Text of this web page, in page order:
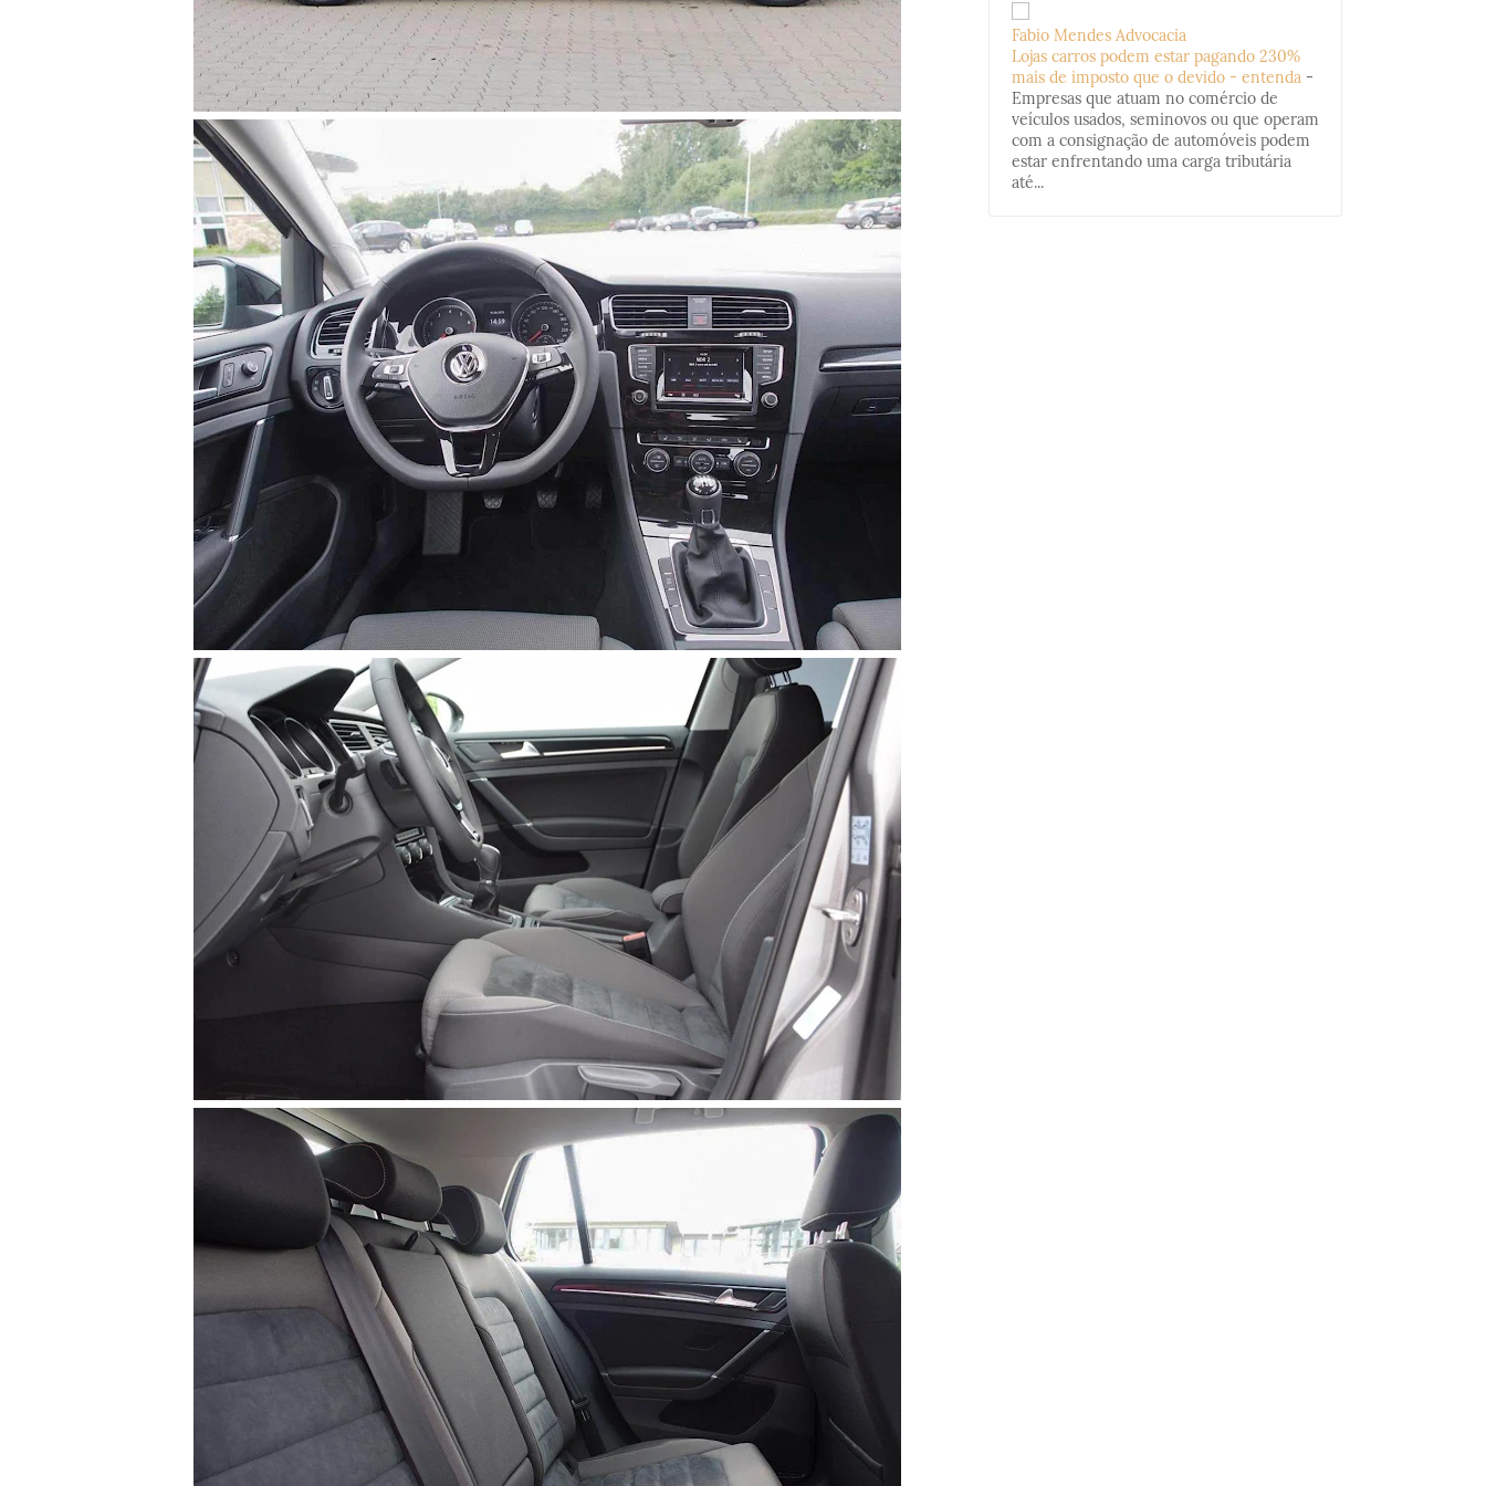
Fabio Mendes Advocacia
Lojas carros podem estar pagando 230%
mais de imposto que o devido - entenda -
Empresas que atuam no comércio de
veículos usados, seminovos ou que operam
com a consignação de automóveis podem
estar enfrentando uma carga tributária
até...